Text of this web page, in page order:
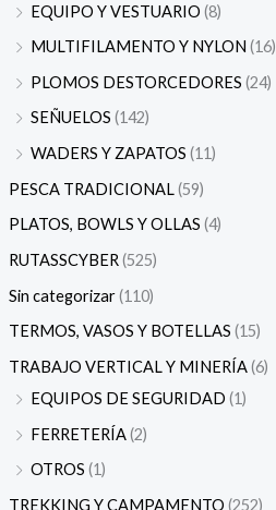
EQUIPO Y VESTUARIO (8)
MULTIFILAMENTO Y NYLON (16)
PLOMOS DESTORCEDORES (24)
SEÑUELOS (142)
WADERS Y ZAPATOS (11)
PESCA TRADICIONAL(59)
PLATOS, BOWLS Y OLLAS (4)
RUTASSCYBER(525)
Sin categorizar(110)
TERMOS, VASOS Y BOTELLAS (15)
TRABAJO VERTICAL Y MINERÍA(6)
EQUIPOS DE SEGURIDAD (1)
FERRETERÍA(2)
OTROS (1)
TREKKING Y CAMPAMENTO (252)